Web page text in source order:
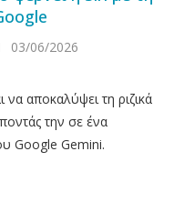
03/06/2026
αποκαλύψει τη ριζικά
την σε ένα
Google Gemini.